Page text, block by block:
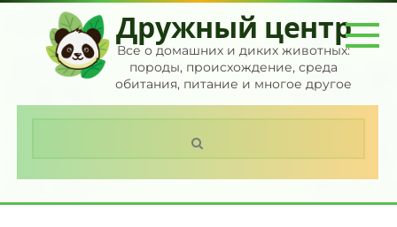
Перейти
контенту
Дружный центр
Все о домашних и диких животных:
породы, происхождение, среда
обитания, питание и многое другое